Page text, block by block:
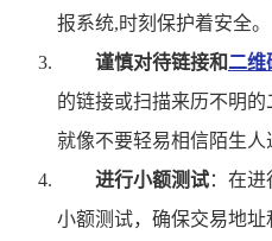
报系统,时刻保护着安全。
谨慎对待链接和二维
的链接或扫描来历不明的
就像不要轻易相信陌生人
进行小额测试：在
小额测试，确保交易地